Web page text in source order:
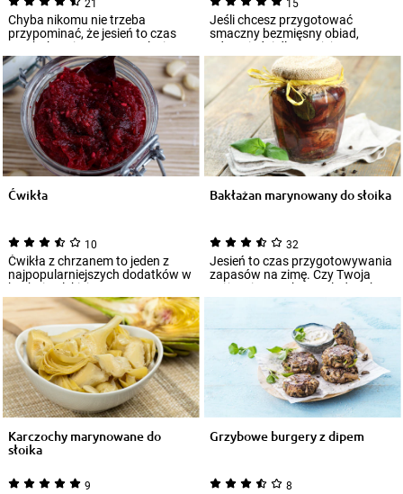
21
Chyba nikomu nie trzeba
przypominać, że jesień to czas
grzybobrania. Spacer po lesie z
wiklinowym...
15
Jeśli chcesz przygotować
smaczny bezmięsny obiad,
odpowiedni dla Twojej
wegetariańskiej diety, te...
Ćwikła
10
Ćwikła z chrzanem to jeden z
najpopularniejszych dodatków w
kuchni polskiej. Ostra, a zarazem
lek...
Bakłażan marynowany do słoika
32
Jesień to czas przygotowywania
zapasów na zimę. Czy Twoja
spiżarnia co roku wygląda tak
samo? Cza...
Karczochy marynowane do
słoika
9
Grzybowe burgery z dipem
8